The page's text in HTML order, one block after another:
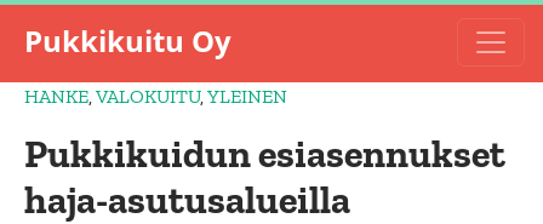
Pukkikuitu Oy
HANKE,VALOKUITU,YLEINEN
Pukkikuidun esiasennukset
haja-asutusalueilla